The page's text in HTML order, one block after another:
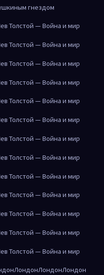
гнездом
Толстой — Война и мир
Толстой — Война и мир
Толстой — Война и мир
Толстой — Война и мир
Толстой — Война и мир
Толстой — Война и мир
Толстой — Война и мир
Толстой — Война и мир
Толстой — Война и мир
Толстой — Война и мир
Толстой — Война и мир
Толстой — Война и мир
Толстой — Война и мир
ЛондонЛондонЛондон